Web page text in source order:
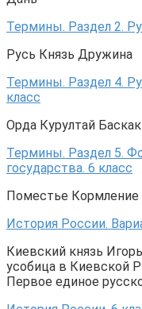
Термины. Раздел 2.
Русь Князь Дружина
Термины. Раздел 4.
класс
Орда Курултай Баскак
Термины. Раздел 5.
государства. 6 класс
Поместье Кормление
История России.
Киевский князь
усобица в Киевской
Первое единое